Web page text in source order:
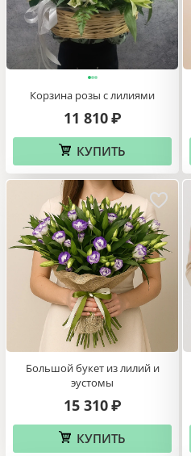
Корзина розы с лилиями
11 810 ₽
КУПИТЬ
Большой букет из лилий и
эустомы
15 310 ₽
КУПИТЬ